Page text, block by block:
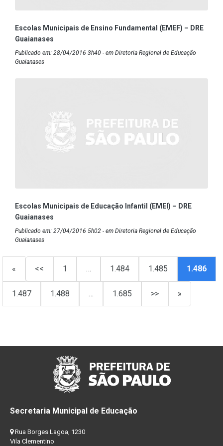
Escolas Municipais de Ensino Fundamental (EMEF) – DRE
Guaianases
Publicado em: 28/04/2016 3h40 - em Diretoria Regional de Educação
Guaianases
Escolas Municipais de Educação Infantil (EMEI) – DRE
Guaianases
Publicado em: 27/04/2016 5h02 - em Diretoria Regional de Educação
Guaianases
« << 1 … 1.484 1.485 1.486
1.487 1.488 … 1.685 >> »
Secretaria Municipal de Educação
Rua Borges Lagoa, 1230
Vila Clementino